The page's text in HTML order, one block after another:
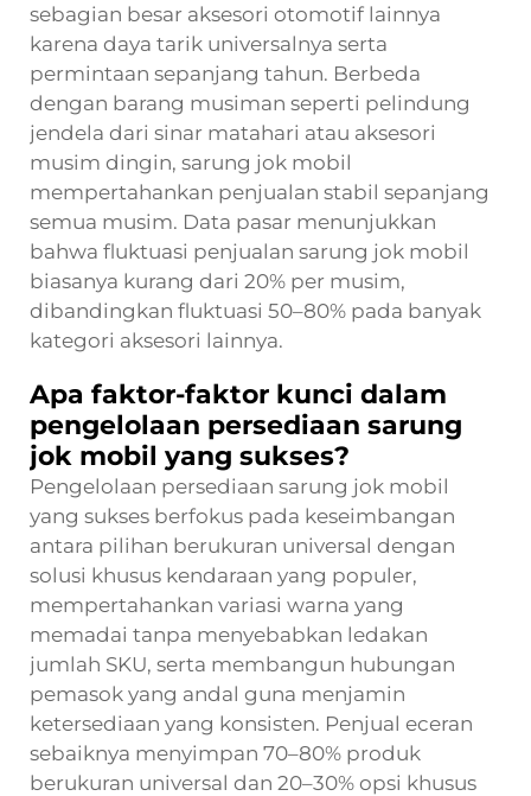
sebagian besar aksesori otomotif lainnya
karena daya tarik universalnya serta
permintaan sepanjang tahun. Berbeda
dengan barang musiman seperti pelindung
jendela dari sinar matahari atau aksesori
musim dingin, sarung jok mobil
mempertahankan penjualan stabil sepanjang
semua musim. Data pasar menunjukkan
bahwa fluktuasi penjualan sarung jok mobil
biasanya kurang dari 20% per musim,
dibandingkan fluktuasi 50–80% pada banyak
kategori aksesori lainnya.
Apa faktor-faktor kunci dalam
pengelolaan persediaan sarung
jok mobil yang sukses?
Pengelolaan persediaan sarung jok mobil
yang sukses berfokus pada keseimbangan
antara pilihan berukuran universal dengan
solusi khusus kendaraan yang populer,
mempertahankan variasi warna yang
memadai tanpa menyebabkan ledakan
jumlah SKU, serta membangun hubungan
pemasok yang andal guna menjamin
ketersediaan yang konsisten. Penjual eceran
sebaiknya menyimpan 70–80% produk
berukuran universal dan 20–30% opsi khusus